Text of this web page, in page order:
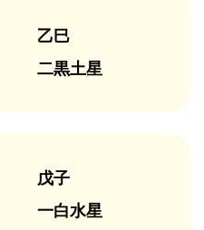
乙巳
二黒土星
戊子
一白水星